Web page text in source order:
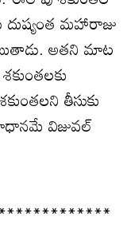
దుష్యంత మహారాజు
అతని మాట
తీసుకు
విజువల్